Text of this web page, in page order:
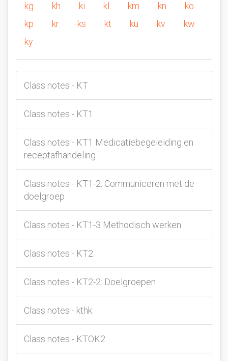
kg
kh ki kl km kn
ko
kp
kr ks kt ku kv
kw
ky
Class notes - KT
Class notes - KT1
Class notes - KT1 Medicatiebegeleiding en
receptafhandeling
Class notes - KT1-2: Communiceren met de
doelgroep
Class notes - KT1-3 Methodisch werken
Class notes - KT2
Class notes - KT2-2: Doelgroepen
Class notes - kthk
Class notes - KTOK2